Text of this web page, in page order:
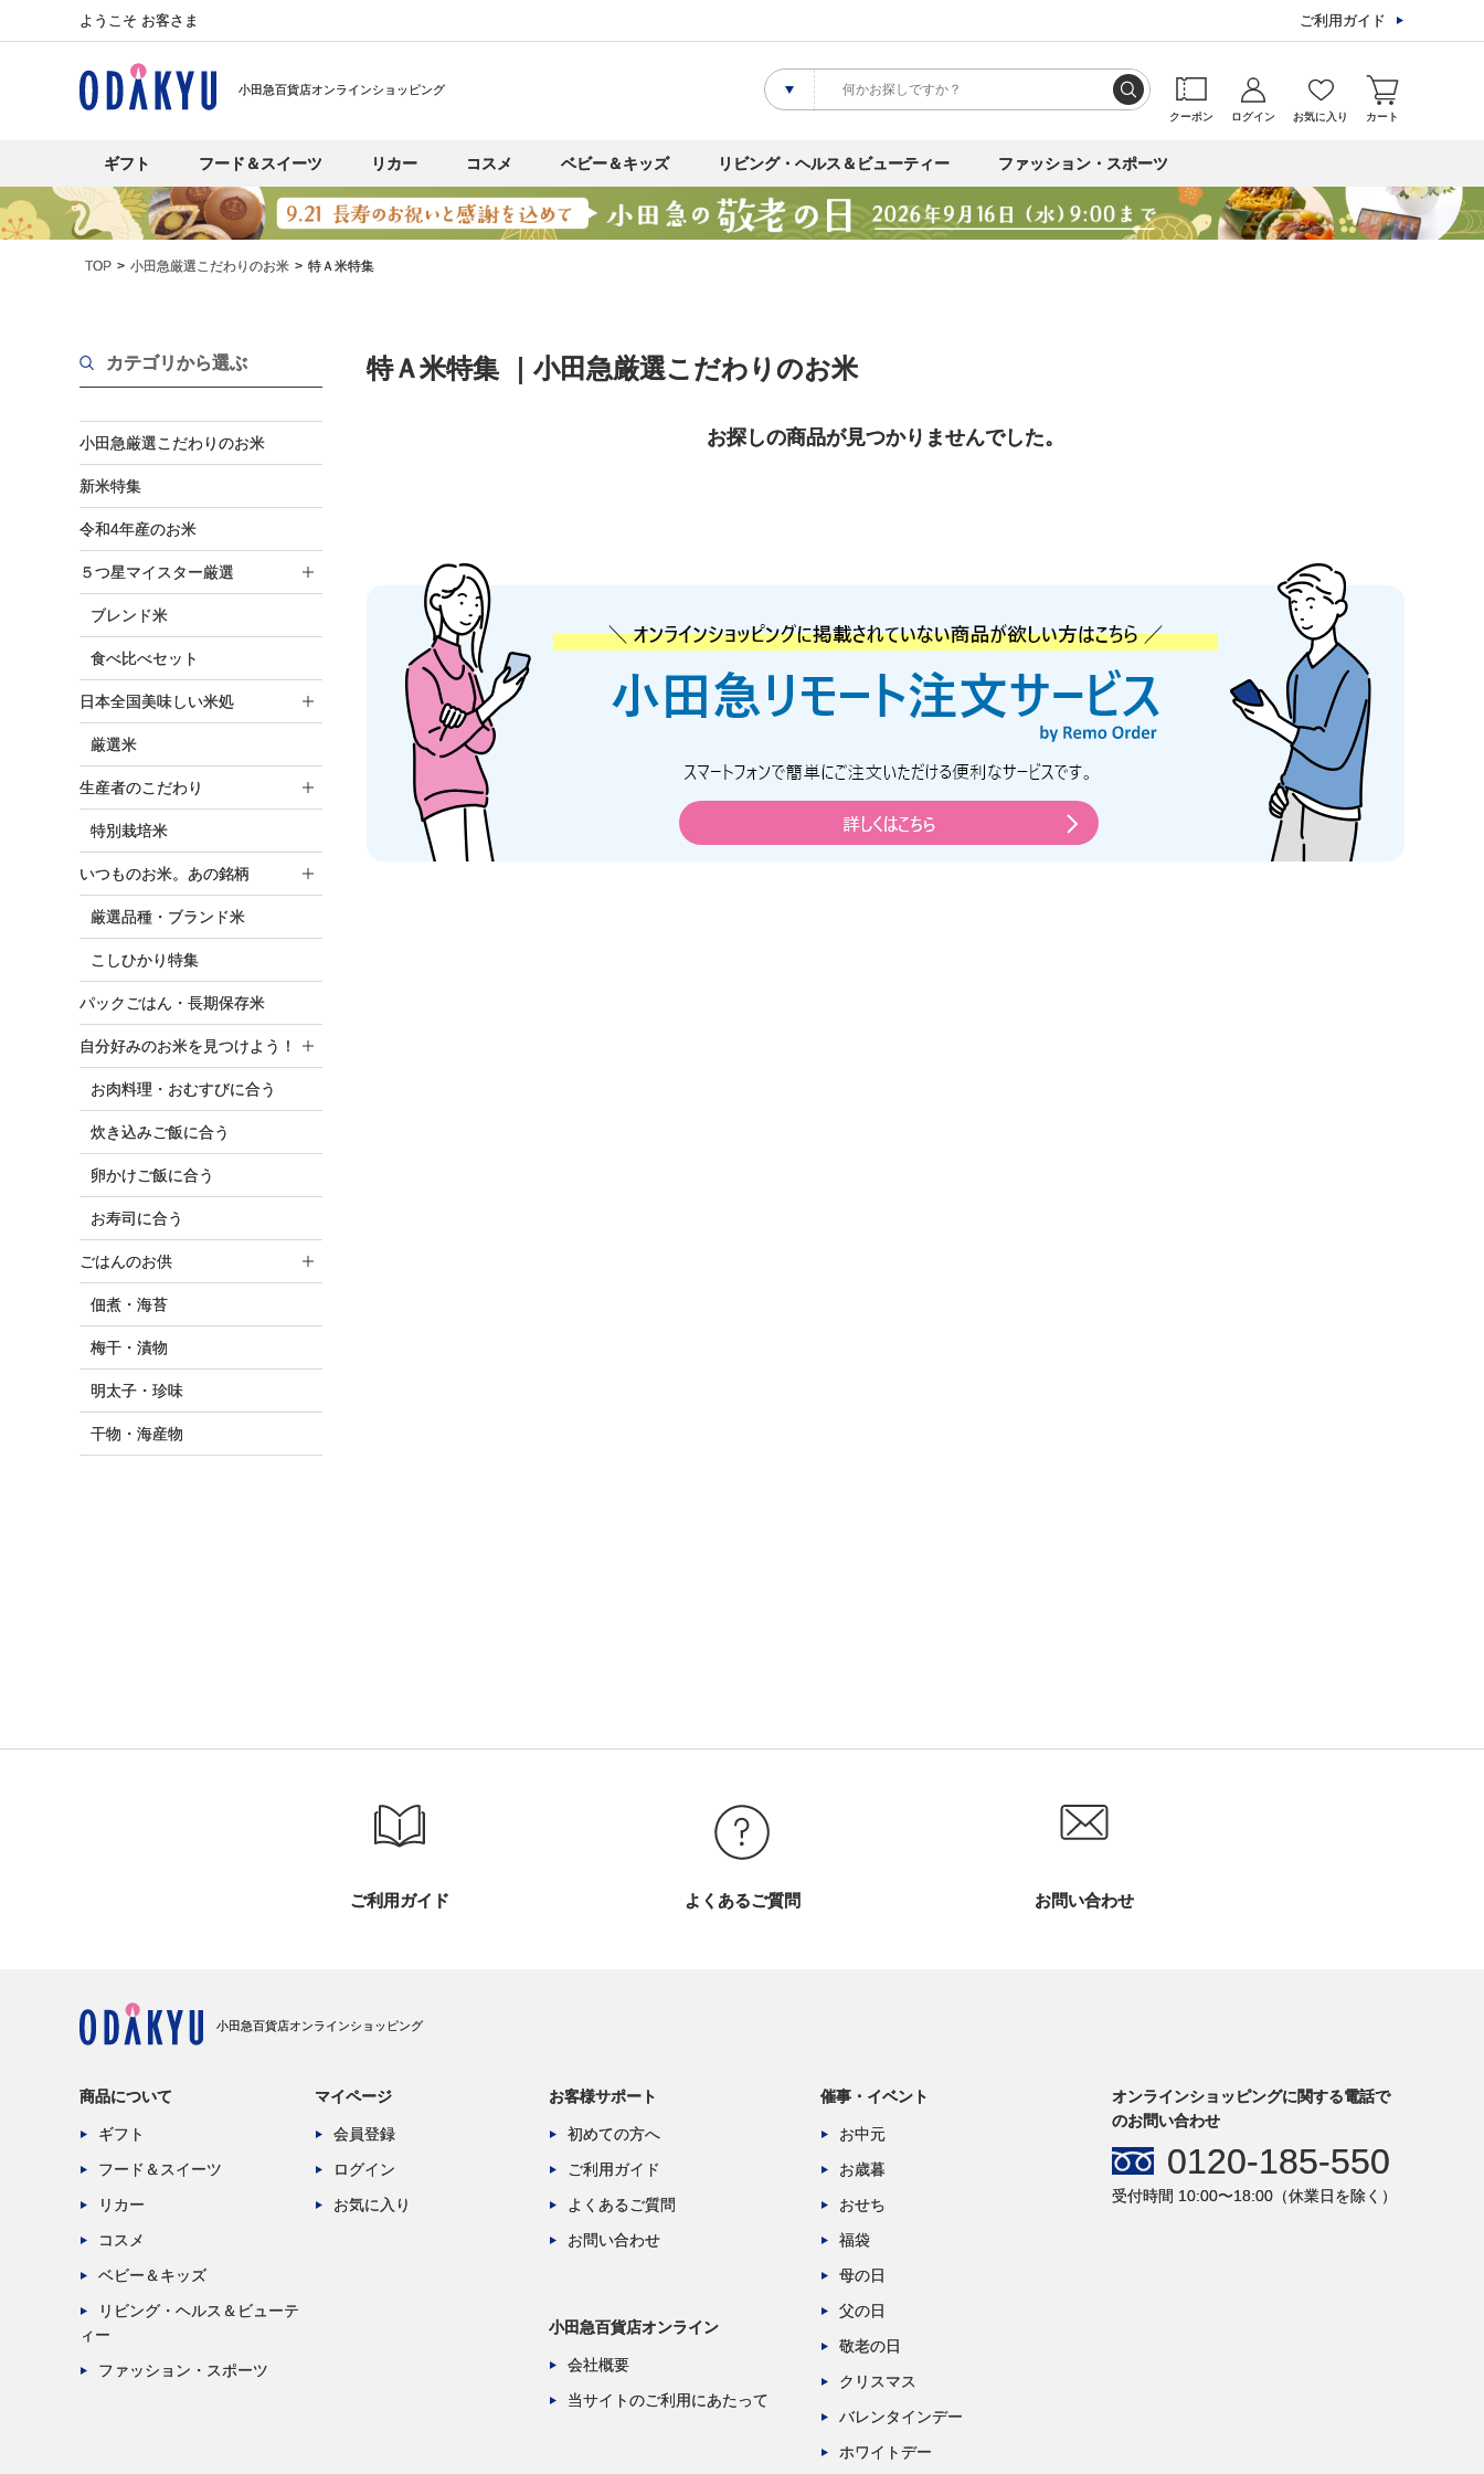
ようこそ お客さま ご利用ガイド
小田急百貨店オンラインショッピング
クーポン ログイン お気に入り カート
ギフト フード＆スイーツ リカー コスメ ベビー＆キッズ リビング・ヘルス＆ビューティー ファッション・スポーツ
TOP 小田急厳選こだわりのお米 特Ａ米特集
カテゴリから選ぶ
小田急厳選こだわりのお米
新米特集
令和4年産のお米
５つ星マイスター厳選
ブレンド米
食べ比べセット
日本全国美味しい米処
厳選米
生産者のこだわり
特別栽培米
いつものお米。あの銘柄
厳選品種・ブランド米
こしひかり特集
パックごはん・長期保存米
自分好みのお米を見つけよう！
お肉料理・おむすびに合う
炊き込みご飯に合う
卵かけご飯に合う
お寿司に合う
ごはんのお供
佃煮・海苔
梅干・漬物
明太子・珍味
干物・海産物
特Ａ米特集 ｜小田急厳選こだわりのお米
お探しの商品が見つかりませんでした。
ご利用ガイド よくあるご質問 お問い合わせ
小田急百貨店オンラインショッピング
商品について
ギフト
フード＆スイーツ
リカー
コスメ
ベビー＆キッズ
リビング・ヘルス＆ビューテ
ィー
ファッション・スポーツ
マイページ
会員登録
ログイン
お気に入り
お客様サポート
初めての方へ
ご利用ガイド
よくあるご質問
お問い合わせ
小田急百貨店オンライン
会社概要
当サイトのご利用にあたって
催事・イベント
お中元
お歳暮
おせち
福袋
母の日
父の日
敬老の日
クリスマス
バレンタインデー
ホワイトデー
オンラインショッピングに関する電話で
のお問い合わせ
0120-185-550
受付時間 10:00〜18:00（休業日を除く）